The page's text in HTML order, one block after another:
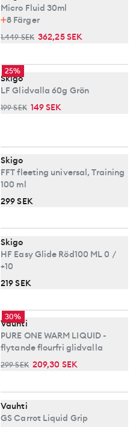
Micro Fluid 30ml
8 Färger
1.449 SEK 362,25 SEK
25%
Skigo
LF Glidvalla 60g Grön
199 SEK 149 SEK
Skigo
FFT fleeting universal, Training
100 ml
299 SEK
Skigo
HF Easy Glide Röd100 ML 0 /
+10
219 SEK
30%
Vauhti
PURE ONE WARM LIQUID -
flytande flourfri glidvalla
299 SEK 209,30 SEK
Vauhti
GS Carrot Liquid Grip